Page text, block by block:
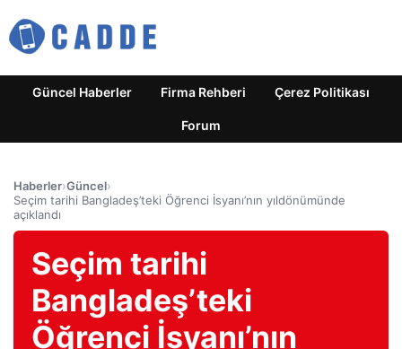
Güncel Haberler Firma Rehberi Çerez Politikası
Forum
Haberler›Güncel›
Seçim tarihi Bangladeş’teki Öğrenci İsyanı’nın yıldönümünde
açıklandı
Seçim tarihi
Bangladeş’teki
Öğrenci İsyanı’nın